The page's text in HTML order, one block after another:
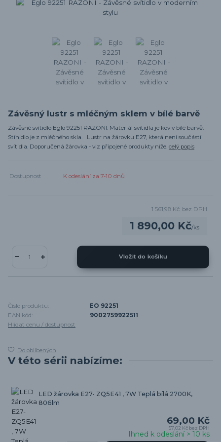
Závěsný lustr s mléčným sklem v bílé barvě
Závěsné svítidlo Eglo 92251 RAZONI. Materiál svítidla je kov v bílé barvě.
Stínidlo je z mléčného skla. Lustr na žárovku E27, která není součástí
svítidla. Doporučená žárovka - viz připojené produkty níže. celý popis
Dostupnost K odeslání za 7-10 dnů
1 890,00 Kč/ks
1 561,98 Kč bez DPH
Vložit do košíku
Číslo produktu:
EO 92251
EAN kód:
9002759922511
Hlídat cenu / dostupnost
Do oblíbených
V této sérii nabízíme:
LED žárovka E27- ZQ5E41 , 7W Teplá bílá 2700K,
806lm
69,00 Kč
57,02 Kč bez DPH
Ihned k odeslání > 10 ks